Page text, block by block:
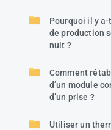
Pourquoi il y
de production
nuit ?
Comment
d’un module
d’un prise ?
Utiliser un